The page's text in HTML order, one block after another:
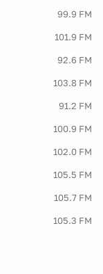
99.9 FM
101.9 FM
92.6 FM
103.8 FM
91.2 FM
100.9 FM
102.0 FM
105.5 FM
105.7 FM
105.3 FM